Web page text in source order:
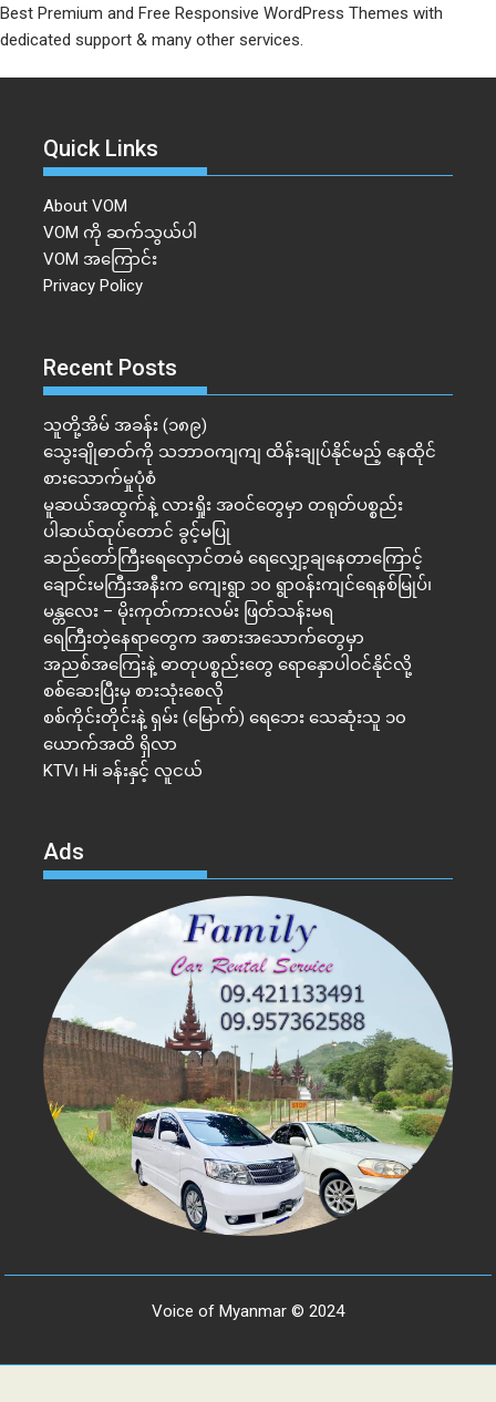
Best Premium and Free Responsive WordPress Themes with
dedicated support & many other services.
Quick Links
About VOM
VOM ကို ဆက်သွယ်ပါ
VOM အကြောင်း
Privacy Policy
Recent Posts
သူတို့အိမ် အခန်း (၁၈၉)
သွေးချိုဓာတ်ကို သဘာဝကျကျ ထိန်းချုပ်နိုင်မည့် နေထိုင်
စားသောက်မှုပုံစံ
မူဆယ်အထွက်နဲ့ လားရှိုး အဝင်တွေမှာ တရုတ်ပစ္စည်း
ပါဆယ်ထုပ်တောင် ခွင့်မပြု
ဆည်တော်ကြီးရေလှောင်တမံ ရေလျှော့ချနေတာကြောင့်
ချောင်းမကြီးအနီးက ကျေးရွာ ၁၀ ရွာဝန်းကျင်ရေနစ်မြုပ်၊
မန္တလေး – မိုးကုတ်ကားလမ်း ဖြတ်သန်းမရ
ရေကြီးတဲ့​နေရာ​တွေက အစားအသောက်တွေမှာ
အညစ်အကြေးနဲ့ ဓာတုပစ္စည်းတွေ ရောနှောပါဝင်နိုင်လို့
စစ်ဆေးပြီးမှ စားသုံးစေလို
စစ်ကိုင်းတိုင်းနဲ့ ရှမ်း (မြောက်) ရေဘေး သေဆုံးသူ ၁၀
ယောက်အထိ ရှိလာ
KTV၊ Hi ခန်းနှင့် လူငယ်
Ads
Voice of Myanmar © 2024